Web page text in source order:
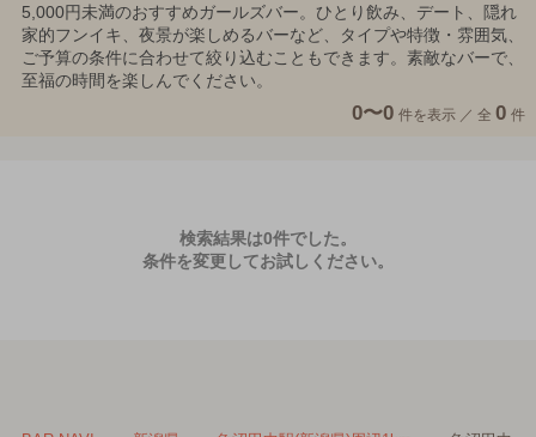
5,000円未満のおすすめガールズバー。ひとり飲み、デート、隠れ
家的フンイキ、夜景が楽しめるバーなど、タイプや特徴・雰囲気、
ご予算の条件に合わせて絞り込むこともできます。素敵なバーで、
至福の時間を楽しんでください。
0〜0 件を表示 ／ 全 0 件
検索結果は0件でした。
条件を変更してお試しください。